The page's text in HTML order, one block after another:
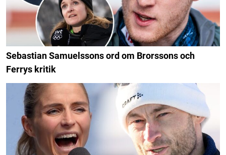
Sebastian Samuelssons ord om Brorssons och
Ferrys kritik